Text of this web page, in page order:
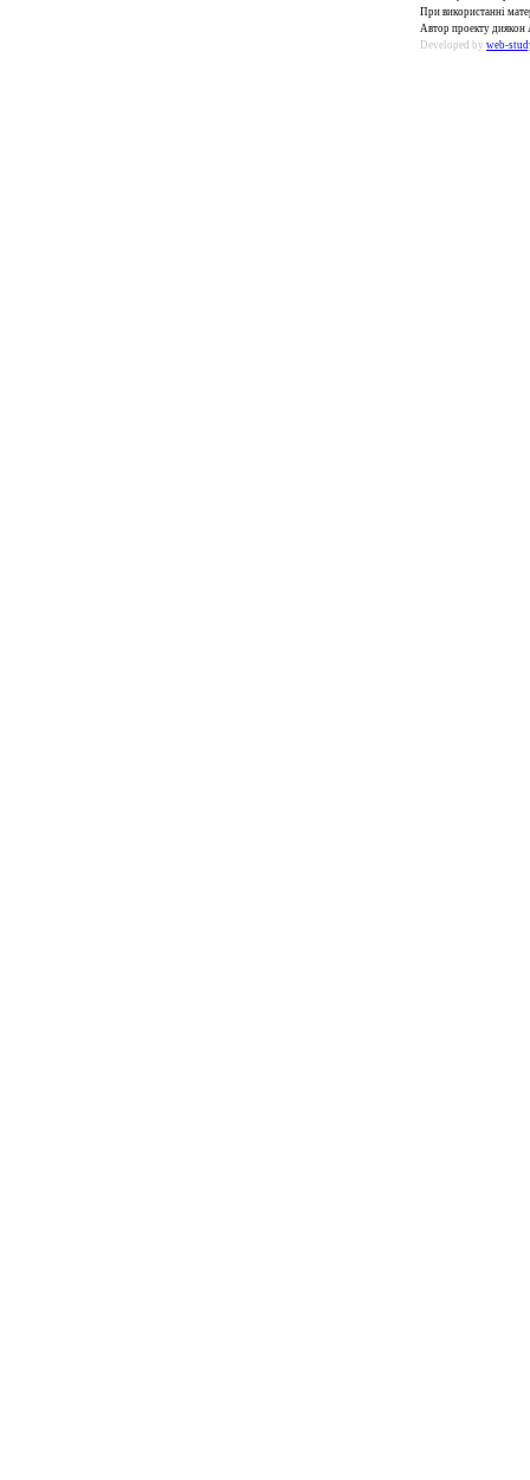
При використанні
Автор проекту диякон
Developed by web-